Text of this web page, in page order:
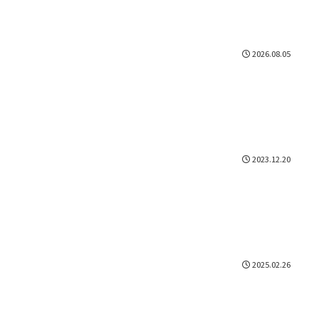
2026.08.05
2023.12.20
2025.02.26